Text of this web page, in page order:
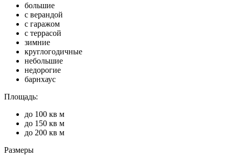
большие
с верандой
с гаражом
с террасой
зимние
круглогодичные
небольшие
недорогие
барнхаус
Площадь:
до 100 кв м
до 150 кв м
до 200 кв м
Размеры